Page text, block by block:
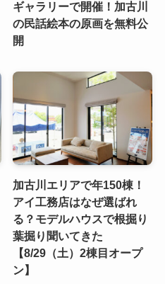
ギャラリーで開催！加古川
の民話絵本の原画を無料公
開
加古川エリアで年150棟！
アイ工務店はなぜ選ばれ
る？モデルハウスで根掘り
葉掘り聞いてきた
【8/29（土）2棟目オープ
ン】